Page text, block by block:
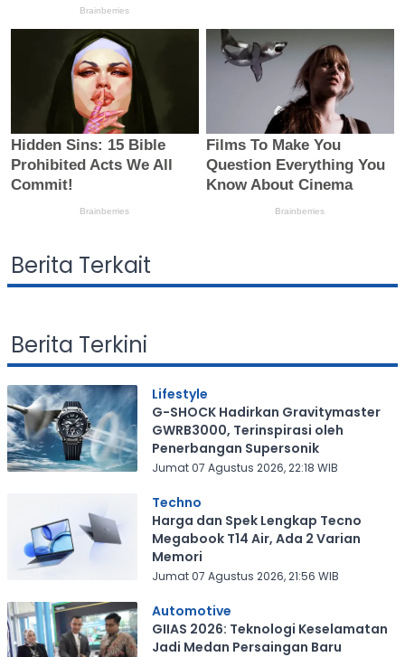
Berita Terkait
Berita Terkini
Lifestyle
G-SHOCK Hadirkan Gravitymaster
GWRB3000, Terinspirasi oleh
Penerbangan Supersonik
Jumat 07 Agustus 2026, 22:18 WIB
Techno
Harga dan Spek Lengkap Tecno
Megabook T14 Air, Ada 2 Varian
Memori
Jumat 07 Agustus 2026, 21:56 WIB
Automotive
GIIAS 2026: Teknologi Keselamatan
Jadi Medan Persaingan Baru